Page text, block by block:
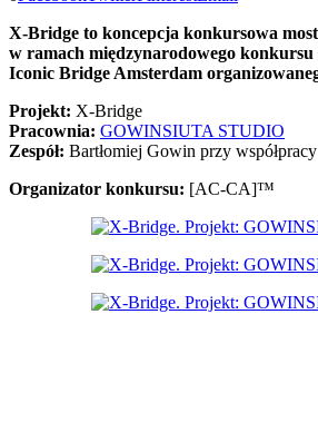
X-Bridge to koncepcja konkursowa
w ramach międzynarodowego
Iconic Bridge Amsterdam
Projekt: X-Bridge
Pracownia: GOWINSIUTA STUDIO
Zespół: Bartłomiej Gowin przy
Organizator konkursu: [AC-CA]™